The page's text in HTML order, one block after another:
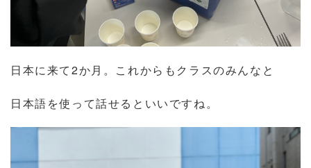
日本に来て2か月。これからもクラスのみんなと
日本語を使って話せるといいですね。